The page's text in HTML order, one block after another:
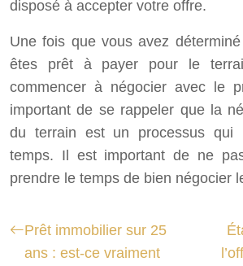
disposé à accepter votre offre.
Une fois que vous avez
êtes prêt à payer pour le
commencer à négocier avec le
important de se rappeler que la
du terrain est un processus qui
temps. Il est important de ne
prendre le temps de bien négocier
Prêt immobilier sur 25
ans : est-ce vraiment